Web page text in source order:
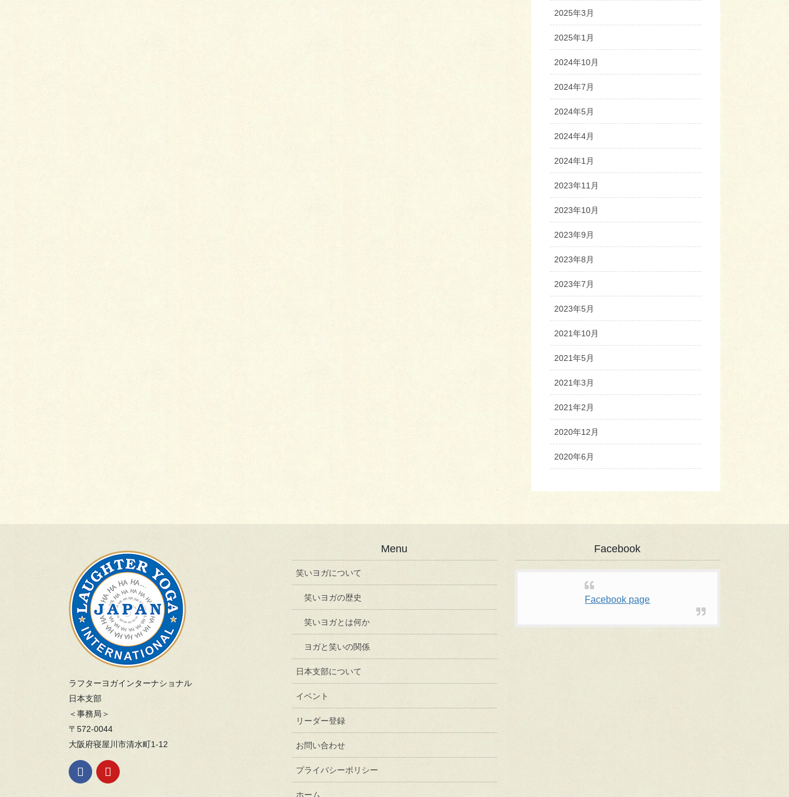
2025年3月
2025年1月
2024年10月
2024年7月
2024年5月
2024年4月
2024年1月
2023年11月
2023年10月
2023年9月
2023年8月
2023年7月
2023年5月
2021年10月
2021年5月
2021年3月
2021年2月
2020年12月
2020年6月
ラフターヨガインターナショナル
日本支部
＜事務局＞
〒572-0044
大阪府寝屋川市清水町1-12
Menu
笑いヨガについて
笑いヨガの歴史
笑いヨガとは何か
ヨガと笑いの関係
日本支部について
イベント
リーダー登録
お問い合わせ
プライバシーポリシー
ホーム
Facebook
Facebook page